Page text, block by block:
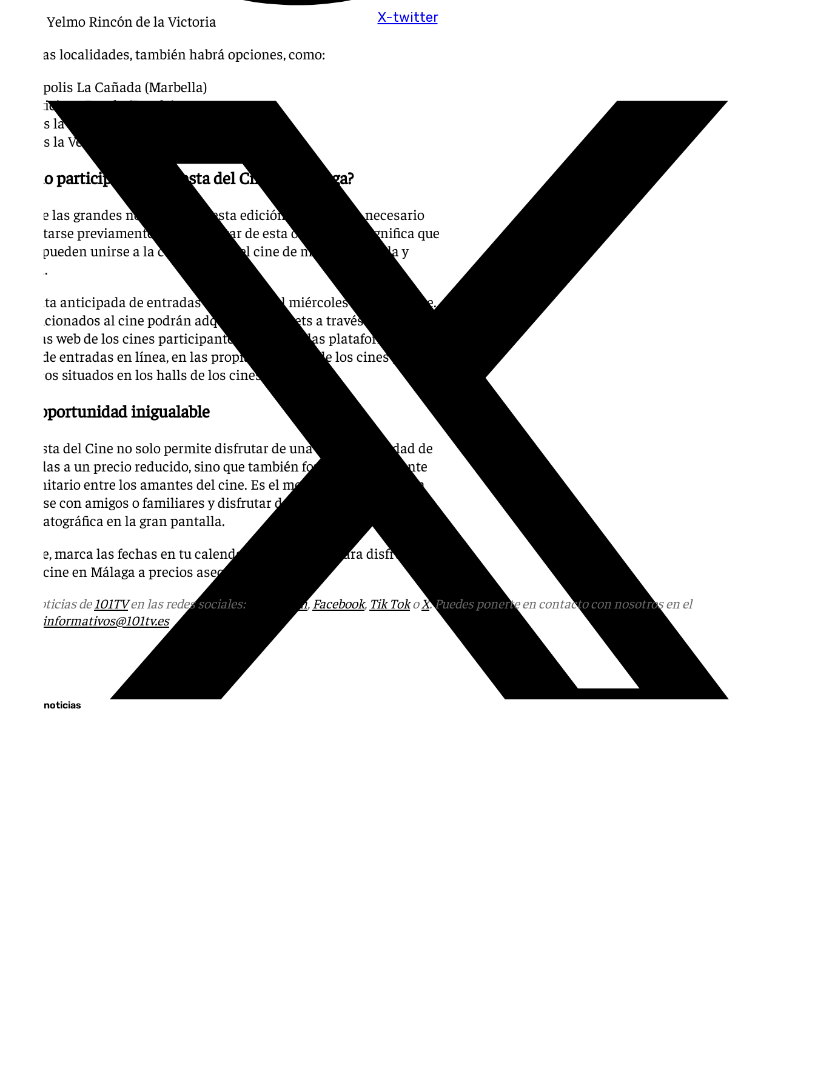
X-twitter
– Cine Yelmo Rincón de la Victoria
En otras localidades, también habrá opciones, como:
– Kinepolis La Cañada (Marbella)
– Multicines Ronda (Ronda)
– Cines la Verónica (Vélez Málaga)
– Cines la Verónica (Antequera)
¿Cómo participar en la Fiesta del Cine en Málaga?
Una de las grandes novedades de esta edición es que no es necesario
acreditarse previamente para disfrutar de esta oferta. Esto significa que
todos pueden unirse a la celebración del cine de manera sencilla y
rápida.
La venta anticipada de entradas comenzará el miércoles 30 de octubre.
Los aficionados al cine podrán adquirir sus tickets a través de las
páginas web de los cines participantes, mediante las plataformas de
venta de entradas en línea, en las propias taquillas de los cines y en los
quioscos situados en los halls de los cines.
Una oportunidad inigualable
La Fiesta del Cine no solo permite disfrutar de una amplia variedad de
películas a un precio reducido, sino que también fomenta el ambiente
comunitario entre los amantes del cine. Es el momento perfecto para
reunirse con amigos o familiares y disfrutar de una experiencia
cinematográfica en la gran pantalla.
Así que, marca las fechas en tu calendario y prepárate para disfrutar del
mejor cine en Málaga a precios asequibles.
Más noticias de101TVen las redes sociales: Instagram,Facebook, Tik TokoX. Puedes ponerte en contacto con nosotros en el
informativos@101tv.es
Últimas noticias